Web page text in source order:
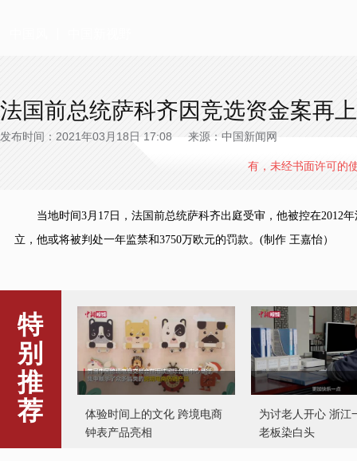
法国前总统萨科齐因竞选资金案再
发布时间：2021年03月18日 17:08 来源：中国新闻网
有，未经书面许可的
当地时间3月17日，法国前总统萨科齐出庭受审，他被控在2012
立，他或将被判处一年监禁和3750万欧元的罚款。(制作 王嘉怡）
特
别
推
荐
体验时间上的文化 跨境电商
钟表产品亮相
为讨老人开心 浙江
老板染白头